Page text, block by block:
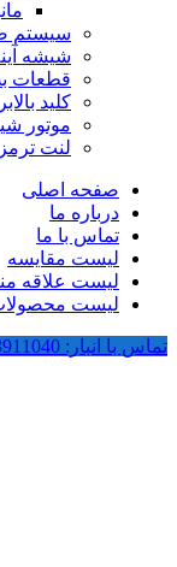
سیستم
شیشه
قطعات
کلید بالابر
موتور
لنت ترمز
صفحه اصلی
درباره ما
تماس با ما
لیست مقایسه
لیست علاقه
لیست
تماس با انبار: 02133911040